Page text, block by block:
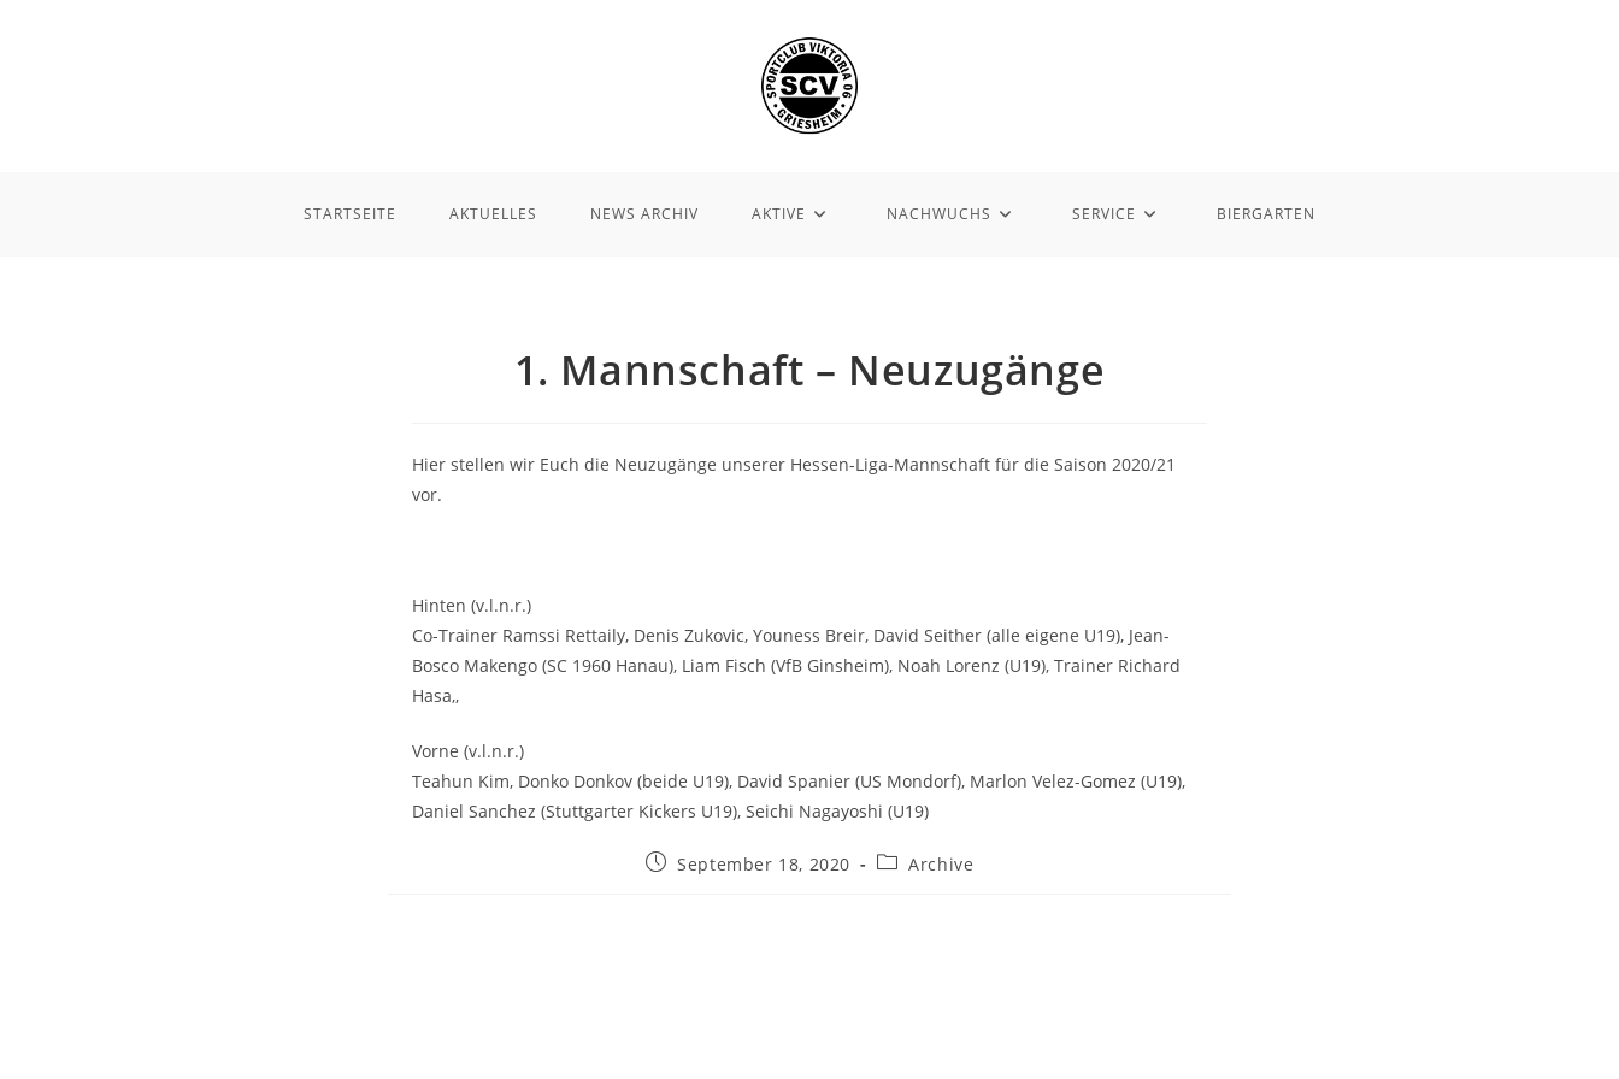
STARTSEITE AKTUELLES NEWS ARCHIV AKTIVE NACHWUCHS SERVICE BIERGARTEN
1. Mannschaft – Neuzugänge
Hier stellen wir Euch die Neuzugänge unserer Hessen-Liga-Mannschaft für die Saison 2020/21
vor.
Hinten (v.l.n.r.)
Co-Trainer Ramssi Rettaily, Denis Zukovic, Youness Breir, David Seither (alle eigene U19), Jean-
Bosco Makengo (SC 1960 Hanau), Liam Fisch (VfB Ginsheim), Noah Lorenz (U19), Trainer Richard
Hasa,,
Vorne (v.l.n.r.)
Teahun Kim, Donko Donkov (beide U19), David Spanier (US Mondorf), Marlon Velez-Gomez (U19),
Daniel Sanchez (Stuttgarter Kickers U19), Seichi Nagayoshi (U19)
BeitragSeptember 18, 2020
Beitrags-
Archive